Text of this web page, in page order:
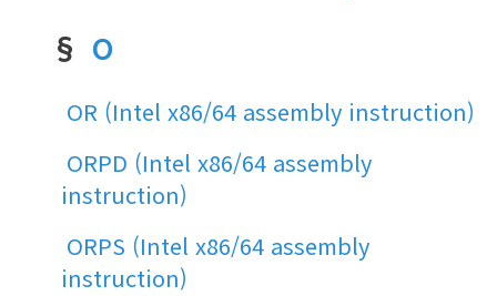
§ O
OR (Intel x86/64 assembly instruction)
ORPD (Intel x86/64 assembly
instruction)
ORPS (Intel x86/64 assembly
instruction)